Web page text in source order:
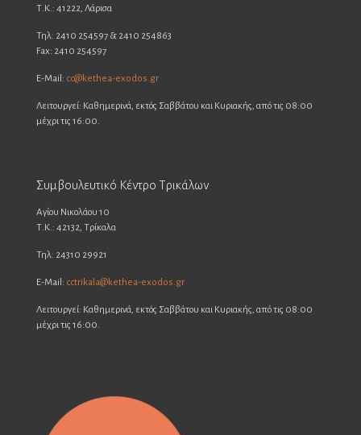
Τ.Κ.: 41222, Λάρισα
Τηλ: 2410 254597 & 2410 254863
Fax: 2410 254597
E-Mail: cc@kethea-exodos.gr
Λειτουργεί: Καθημερινά, εκτός Σαββάτου και Κυριακής, από τις 08:00
μέχρι τις 16:00.
Συμβουλευτικό Κέντρο Τρικάλων
Αγίου Νικολάου 10
Τ.Κ.: 42132, Τρίκαλα
Τηλ: 24310 29921
E-Mail: cctrikala@kethea-exodos.gr
Λειτουργεί: Καθημερινά, εκτός Σαββάτου και Κυριακής, από τις 08:00
μέχρι τις 16:00.